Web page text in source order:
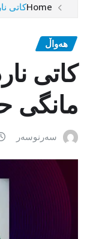
Homeکاتی
هەواڵ
کاتی
مانگی
سەرنوسەر